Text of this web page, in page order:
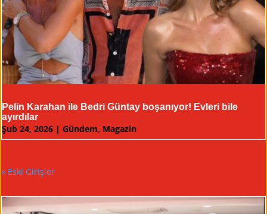
Pelin Karahan ile Bedri Güntay boşanıyor! Evleri bile
ayırdılar
Şub 24, 2026 | Gündem, Magazin
« Eski Girişler